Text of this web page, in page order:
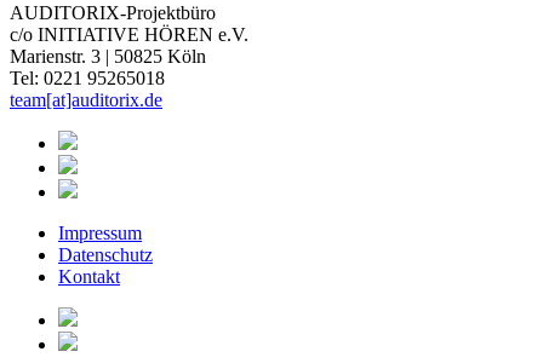
AUDITORIX-Projektbüro
c/o INITIATIVE HÖREN e.V.
Marienstr. 3 | 50825 Köln
Tel: 0221 95265018
team[at]auditorix.de
Impressum
Datenschutz
Kontakt